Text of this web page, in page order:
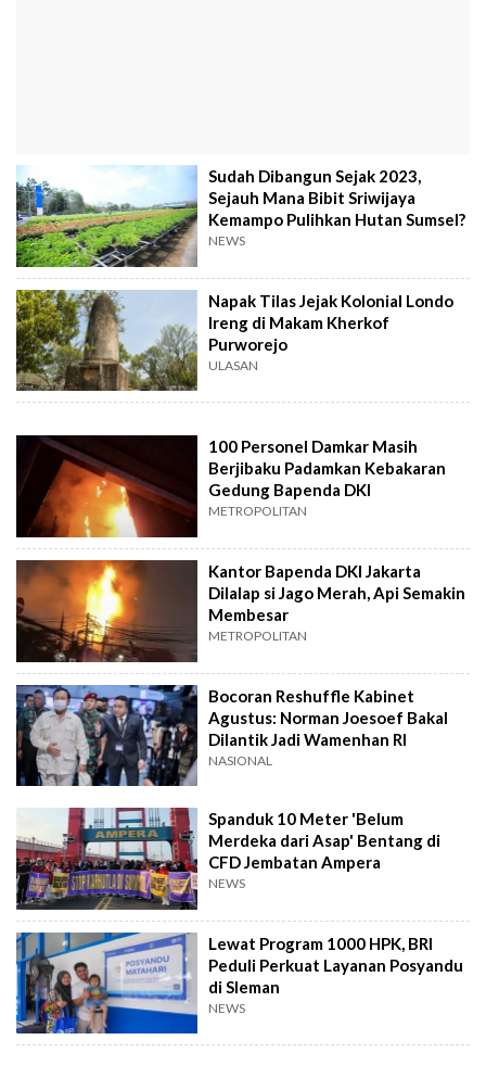
Sudah Dibangun Sejak 2023,
Sejauh Mana Bibit Sriwijaya
Kemampo Pulihkan Hutan Sumsel?
NEWS
Napak Tilas Jejak Kolonial Londo
Ireng di Makam Kherkof
Purworejo
ULASAN
100 Personel Damkar Masih
Berjibaku Padamkan Kebakaran
Gedung Bapenda DKI
METROPOLITAN
Kantor Bapenda DKI Jakarta
Dilalap si Jago Merah, Api Semakin
Membesar
METROPOLITAN
Bocoran Reshuffle Kabinet
Agustus: Norman Joesoef Bakal
Dilantik Jadi Wamenhan RI
NASIONAL
Spanduk 10 Meter 'Belum
Merdeka dari Asap' Bentang di
CFD Jembatan Ampera
NEWS
Lewat Program 1000 HPK, BRI
Peduli Perkuat Layanan Posyandu
di Sleman
NEWS